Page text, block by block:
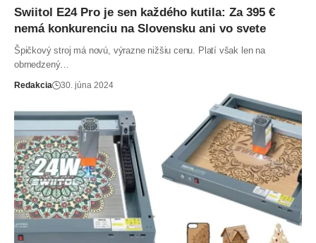
Swiitol E24 Pro je sen každého kutila: Za 395 €
nemá konkurenciu na Slovensku ani vo svete
Špičkový stroj má novú, výrazne nižšiu cenu. Platí však len na
obmedzený…
Redakcia 30. júna 2024